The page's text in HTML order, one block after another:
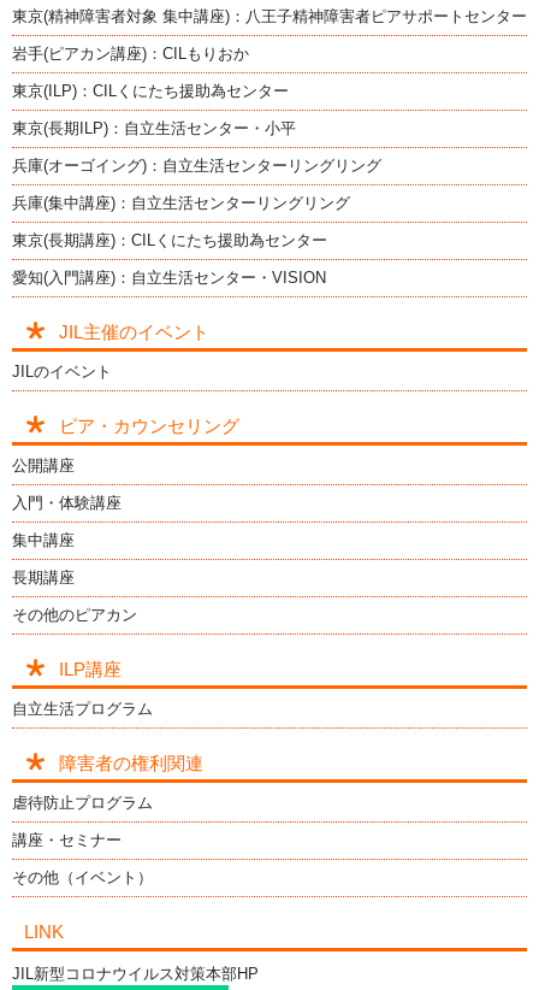
東京(精神障害者対象 集中講座)：八王子精神障害者ピアサポートセンター
岩手(ピアカン講座)：CILもりおか
東京(ILP)：CILくにたち援助為センター
東京(長期ILP)：自立生活センター・小平
兵庫(オーゴイング)：自立生活センターリングリング
兵庫(集中講座)：自立生活センターリングリング
東京(長期講座)：CILくにたち援助為センター
愛知(入門講座)：自立生活センター・VISION
JIL主催のイベント
JILのイベント
ピア・カウンセリング
公開講座
入門・体験講座
集中講座
長期講座
その他のピアカン
ILP講座
自立生活プログラム
障害者の権利関連
虐待防止プログラム
講座・セミナー
その他（イベント）
LINK
JIL新型コロナウイルス対策本部HP